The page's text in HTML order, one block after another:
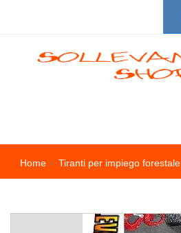
Home Tiranti per impiego forestale